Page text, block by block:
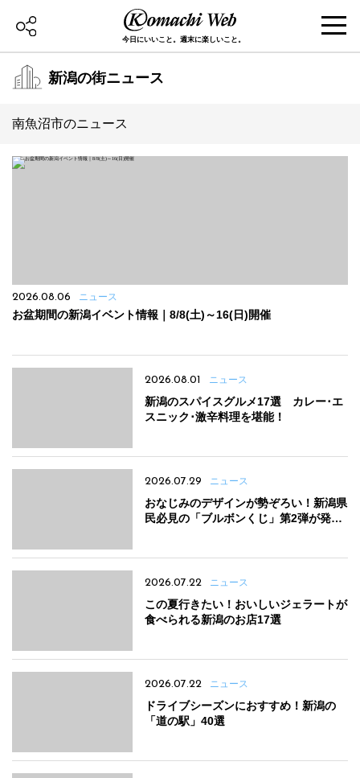
今日にいいこと。週末に楽しいこと。
新潟の街ニュース
南魚沼市のニュース
2026.08.06 ニュース
お盆期間の新潟イベント情報｜8/8(土)～16(日)開催
2026.08.01 ニュース
新潟のスパイスグルメ17選 カレー･エ
スニック･激辛料理を堪能！
2026.07.29 ニュース
おなじみのデザインが勢ぞろい！新潟県
民必見の「ブルボンくじ」第2弾が発売
2026.07.22 ニュース
この夏行きたい！おいしいジェラートが
食べられる新潟のお店17選
2026.07.22 ニュース
ドライブシーズンにおすすめ！新潟の
「道の駅」40選